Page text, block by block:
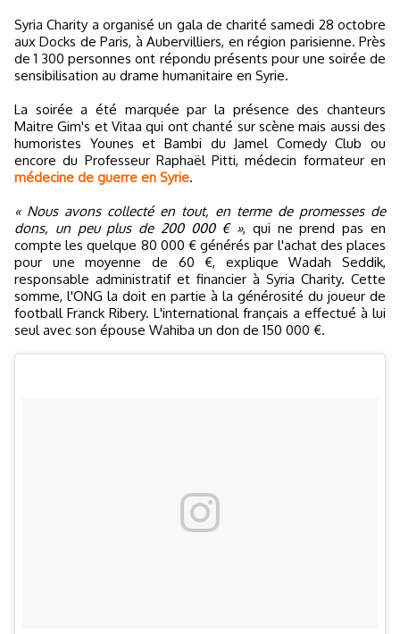
Syria Charity a organisé un gala de charité samedi 28 octobre
aux Docks de Paris, à Aubervilliers, en région parisienne. Près
de 1 300 personnes ont répondu présents pour une soirée de
sensibilisation au drame humanitaire en Syrie.
La soirée a été marquée par la présence des chanteurs
Maitre Gim's et Vitaa qui ont chanté sur scène mais aussi des
humoristes Younes et Bambi du Jamel Comedy Club ou
encore du Professeur Raphaël Pitti, médecin formateur en
médecine de guerre en Syrie.
« Nous avons collecté en tout, en terme de promesses de
dons, un peu plus de 200 000 € », qui ne prend pas en
compte les quelque 80 000 € générés par l'achat des places
pour une moyenne de 60 €, explique Wadah Seddik,
responsable administratif et financier à Syria Charity. Cette
somme, l'ONG la doit en partie à la générosité du joueur de
football Franck Ribery. L'international français a effectué à lui
seul avec son épouse Wahiba un don de 150 000 €.